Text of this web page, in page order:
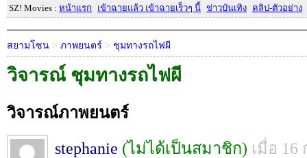
SZ! Movies : หน้าแรก เข้าฉายแล้ว เข้าฉายเร็วๆ นี้ ข่าวบันเทิง คลิป-ตัวอย่าง
สยามโซน > ภาพยนตร์ > ชุมทางรถไฟผี
วิจารณ์ ชุมทางรถไฟผี
วิจารณ์ภาพยนตร์
stephanie (ไม่ได้เป็นสมาชิก) เมื่อ 16